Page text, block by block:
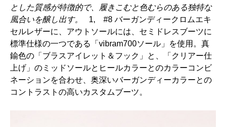
とした質感が特徴的で、履きこむと色むらのある独特な
風合いを醸し出す。
1, #8 バーガンディークロムエキ
セルレザーに、アウトソールには、セミドレスブーツに
標準仕様の一つである「vibram700ソール」を使用。真
鍮色の「ブラスアイレット＆フック」と、「クリアー仕
上げ」のミッドソールとヒールカラーとのカラーコンビ
ネーションを合わせ、奥深いバーガンディーカラーとの
コントラストの高いカスタムブーツ。